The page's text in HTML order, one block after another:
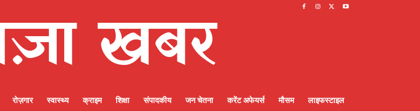
रोज़गार स्वास्थ्य क्राइम शिक्षा संपादकीय जन चेतना करेंट अफेयर्स मौसम लाइफस्टाइल